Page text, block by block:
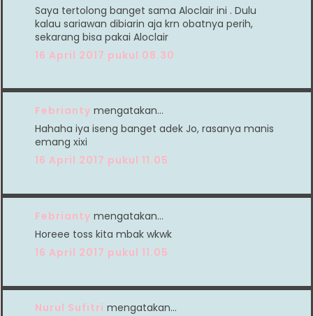
Saya tertolong banget sama Aloclair ini . Dulu
kalau sariawan dibiarin aja krn obatnya perih,
sekarang bisa pakai Aloclair
16 April 2017 pukul 08.30
Febrianty mengatakan…
Hahaha iya iseng banget adek Jo, rasanya manis
emang xixi
16 April 2017 pukul 11.05
Febrianty mengatakan…
Horeee toss kita mbak wkwk
16 April 2017 pukul 11.05
Nurul Sufitri mengatakan…